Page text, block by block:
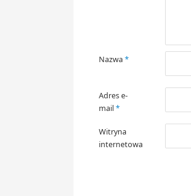
Nazwa *
Adres e-
mail*
Witryna
internetowa